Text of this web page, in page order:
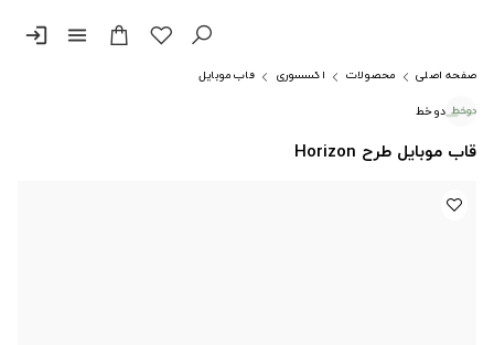
menu
login
صفحه اصلی محصولات اکسسوری
قاب موبایل
دوخط
قاب موبایل طرح Horizon